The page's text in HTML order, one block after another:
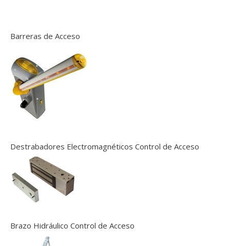
Barreras de Acceso
Destrabadores Electromagnéticos Control de Acceso
Brazo Hidráulico Control de Acceso